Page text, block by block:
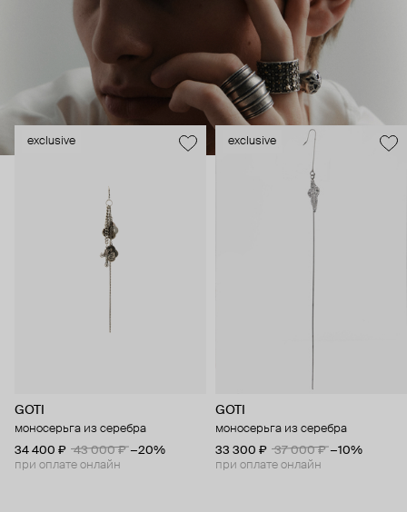
exclusive
GOTI
моносерьга из серебра
34 400 ₽
43 000 ₽ −20%
при оплате онлайн
exclusive
GOTI
моносерьга из серебра
33 300 ₽
37 000 ₽ −10%
при оплате онлайн